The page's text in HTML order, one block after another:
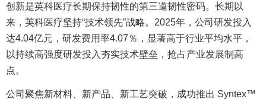
创新是英科医疗长期保持韧性的第三道韧性密码。长期以
来，英科医疗坚持“技术领先”战略。2025年，公司研发投入
达4.04亿元，研发费用率4.07％，显著高于行业平均水平，
以持续高强度研发投入夯实技术壁垒，抢占产业发展制高
点。
公司聚焦新材料、新产品、新工艺突破，成功推出 Syntex™